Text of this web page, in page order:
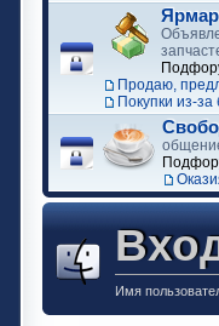
Продаю,
Покупки из-за
Имя